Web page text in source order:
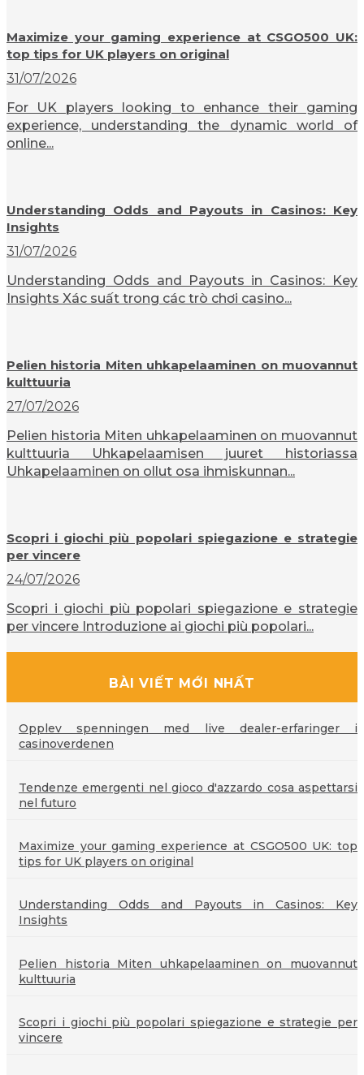
Maximize your gaming experience at CSGO500 UK:
top tips for UK players on original
31/07/2026
For UK players looking to enhance their gaming
experience, understanding the dynamic world of
online...
Understanding Odds and Payouts in Casinos: Key
Insights
31/07/2026
Understanding Odds and Payouts in Casinos: Key
Insights Xác suất trong các trò chơi casino...
Pelien historia Miten uhkapelaaminen on muovannut
kulttuuria
27/07/2026
Pelien historia Miten uhkapelaaminen on muovannut
kulttuuria Uhkapelaamisen juuret historiassa
Uhkapelaaminen on ollut osa ihmiskunnan...
Scopri i giochi più popolari spiegazione e strategie
per vincere
24/07/2026
Scopri i giochi più popolari spiegazione e strategie
per vincere Introduzione ai giochi più popolari...
BÀI VIẾT MỚI NHẤT
Opplev spenningen med live dealer-erfaringer i
casinoverdenen
Tendenze emergenti nel gioco d'azzardo cosa aspettarsi
nel futuro
Maximize your gaming experience at CSGO500 UK: top
tips for UK players on original
Understanding Odds and Payouts in Casinos: Key
Insights
Pelien historia Miten uhkapelaaminen on muovannut
kulttuuria
Scopri i giochi più popolari spiegazione e strategie per
vincere